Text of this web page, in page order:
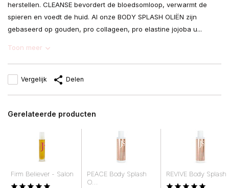
herstellen. CLEANSE bevordert de bloedsomloop, verwarmt de
spieren en voedt de huid. Al onze BODY SPLASH OLIËN zijn
gebaseerd op gouden, pro collageen, pro elastine jojoba u...
Toon meer
Vergelijk Delen
Gerelateerde producten
Firm Believer - Salon
PEACE Body Splash
O...
REVIVE Body Splash